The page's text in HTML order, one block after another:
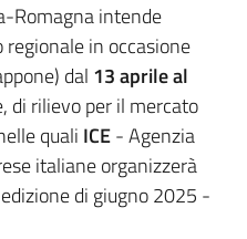
Romagna intende
in occasione
dal 13 aprile al
di rilievo per il mercato
quali ICE- Agenzia
italiane organizzerà
di giugno 2025 -